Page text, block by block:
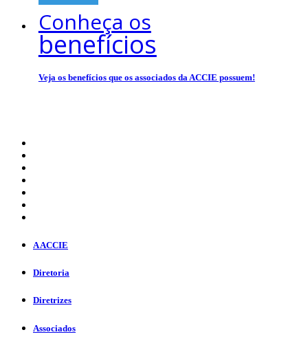
Conheça os
benefícios
Veja os benefícios que os associados da ACCIE possuem!
A ACCIE
Diretoria
Diretrizes
Associados